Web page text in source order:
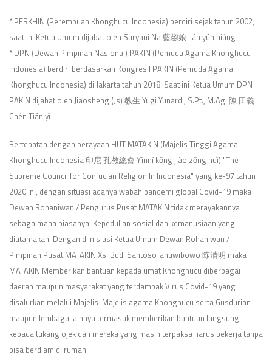
* PERKHIN (Perempuan Khonghucu Indonesia) berdiri sejak tahun 2002,
saat ini Ketua Umum dijabat oleh Suryani Na 藍鋆娘 Lán yún niáng
* DPN (Dewan Pimpinan Nasional) PAKIN (Pemuda Agama Khonghucu
Indonesia) berdiri berdasarkan Kongres I PAKIN (Pemuda Agama
Khonghucu Indonesia) di Jakarta tahun 2018. Saat ini Ketua Umum DPN
PAKIN dijabat oleh Jiaosheng (Js) 教生 Yugi Yunardi, S.Pt., M.Ag. 陳 田義
Chén Tián yì
Bertepatan dengan perayaan HUT MATAKIN (Majelis Tinggi Agama
Khonghucu Indonesia 印尼 孔教總會 Yìnní kǒng jiào zǒng huì) "The
Supreme Council for Confucian Religion In Indonesia" yang ke-97 tahun
2020 ini, dengan situasi adanya wabah pandemi global Covid-19 maka
Dewan Rohaniwan / Pengurus Pusat MATAKIN tidak merayakannya
sebagaimana biasanya. Kepedulian sosial dan kemanusiaan yang
diutamakan. Dengan diinisiasi Ketua Umum Dewan Rohaniwan /
Pimpinan Pusat MATAKIN Xs. Budi SantosoTanuwibowo 陈清明 maka
MATAKIN Memberikan bantuan kepada umat Khonghucu diberbagai
daerah maupun masyarakat yang terdampak Virus Covid-19 yang
disalurkan melalui Majelis-Majelis agama Khonghucu serta Gusdurian
maupun lembaga lainnya termasuk memberikan bantuan langsung
kepada tukang ojek dan mereka yang masih terpaksa harus bekerja tanpa
bisa berdiam di rumah.